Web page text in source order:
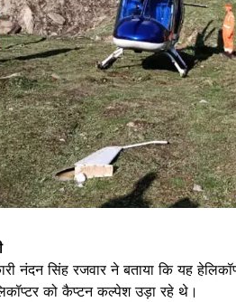
नंदन सिंह रजवार ने बताया कि यह
को कैप्टन कल्पेश उड़ा रहे थे।